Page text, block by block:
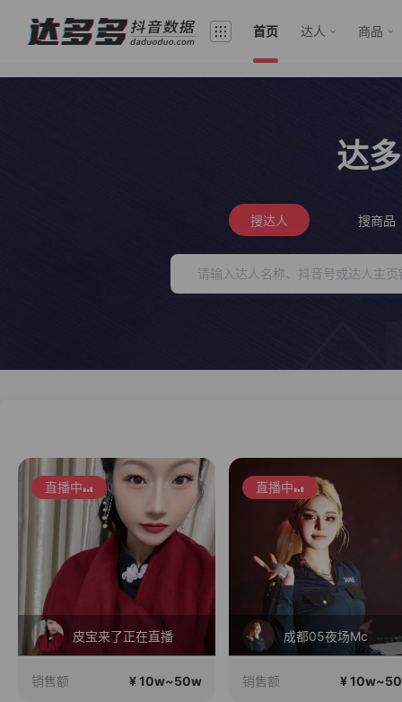
首页 达人 商品
达
搜达人 搜商品
直播中
皮宝来了正在直播
销售额 ¥ 10w~50w
直播中
成都05夜场Mc
销售额 ¥